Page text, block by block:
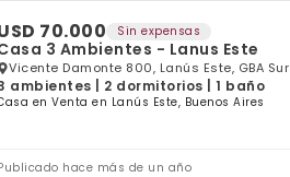
70.000 Sin expensas
3 Ambientes - Lanus Este
Vicente Damonte 800, Lanús Este, GBA Sur
ambientes | 2 dormitorios | 1 baño
en Venta en Lanús Este, Buenos Aires
hace más de un año